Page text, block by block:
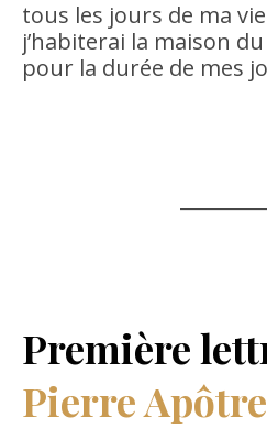
tous les jours de ma
j’habiterai la maison
pour la durée de mes
Première
Pierre Apôtre